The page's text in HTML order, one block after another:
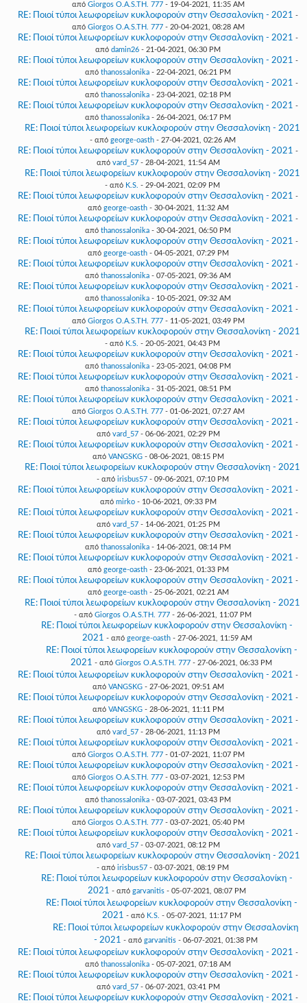
από Giorgos O.A.S.TH. 777- 19-04-2021, 11:35 AM
RE: Ποιοί τύποι λεωφορείων κυκλοφορούν στην Θεσσαλονίκη - 2021 -
από Giorgos O.A.S.TH. 777- 20-04-2021, 08:28 AM
RE: Ποιοί τύποι λεωφορείων κυκλοφορούν στην Θεσσαλονίκη - 2021 -
από damin26 - 21-04-2021, 06:30 PM
RE: Ποιοί τύποι λεωφορείων κυκλοφορούν στην Θεσσαλονίκη - 2021 -
από thanossalonika - 22-04-2021, 06:21 PM
RE: Ποιοί τύποι λεωφορείων κυκλοφορούν στην Θεσσαλονίκη - 2021 -
από thanossalonika - 23-04-2021, 02:18 PM
RE: Ποιοί τύποι λεωφορείων κυκλοφορούν στην Θεσσαλονίκη - 2021 -
από thanossalonika - 26-04-2021, 06:17 PM
RE: Ποιοί τύποι λεωφορείων κυκλοφορούν στην Θεσσαλονίκη - 2021
- από george-oasth- 27-04-2021, 02:26 AM
RE: Ποιοί τύποι λεωφορείων κυκλοφορούν στην Θεσσαλονίκη - 2021 -
από vard_57- 28-04-2021, 11:54 AM
RE: Ποιοί τύποι λεωφορείων κυκλοφορούν στην Θεσσαλονίκη - 2021
- από K.S. - 29-04-2021, 02:09 PM
RE: Ποιοί τύποι λεωφορείων κυκλοφορούν στην Θεσσαλονίκη - 2021 -
από george-oasth- 30-04-2021, 11:32 AM
RE: Ποιοί τύποι λεωφορείων κυκλοφορούν στην Θεσσαλονίκη - 2021 -
από thanossalonika - 30-04-2021, 06:50 PM
RE: Ποιοί τύποι λεωφορείων κυκλοφορούν στην Θεσσαλονίκη - 2021 -
από george-oasth- 04-05-2021, 07:29 PM
RE: Ποιοί τύποι λεωφορείων κυκλοφορούν στην Θεσσαλονίκη - 2021 -
από thanossalonika - 07-05-2021, 09:36 AM
RE: Ποιοί τύποι λεωφορείων κυκλοφορούν στην Θεσσαλονίκη - 2021 -
από thanossalonika - 10-05-2021, 09:32 AM
RE: Ποιοί τύποι λεωφορείων κυκλοφορούν στην Θεσσαλονίκη - 2021 -
από Giorgos O.A.S.TH. 777- 11-05-2021, 03:49 PM
RE: Ποιοί τύποι λεωφορείων κυκλοφορούν στην Θεσσαλονίκη - 2021
- από K.S. - 20-05-2021, 04:43 PM
RE: Ποιοί τύποι λεωφορείων κυκλοφορούν στην Θεσσαλονίκη - 2021 -
από thanossalonika - 23-05-2021, 04:08 PM
RE: Ποιοί τύποι λεωφορείων κυκλοφορούν στην Θεσσαλονίκη - 2021 -
από thanossalonika - 31-05-2021, 08:51 PM
RE: Ποιοί τύποι λεωφορείων κυκλοφορούν στην Θεσσαλονίκη - 2021 -
από Giorgos O.A.S.TH. 777- 01-06-2021, 07:27 AM
RE: Ποιοί τύποι λεωφορείων κυκλοφορούν στην Θεσσαλονίκη - 2021 -
από vard_57- 06-06-2021, 02:29 PM
RE: Ποιοί τύποι λεωφορείων κυκλοφορούν στην Θεσσαλονίκη - 2021 -
από VANGSKG- 08-06-2021, 08:15 PM
RE: Ποιοί τύποι λεωφορείων κυκλοφορούν στην Θεσσαλονίκη - 2021
- από irisbus57- 09-06-2021, 07:10 PM
RE: Ποιοί τύποι λεωφορείων κυκλοφορούν στην Θεσσαλονίκη - 2021 -
από mirko- 10-06-2021, 09:33 PM
RE: Ποιοί τύποι λεωφορείων κυκλοφορούν στην Θεσσαλονίκη - 2021 -
από vard_57- 14-06-2021, 01:25 PM
RE: Ποιοί τύποι λεωφορείων κυκλοφορούν στην Θεσσαλονίκη - 2021 -
από thanossalonika - 14-06-2021, 08:14 PM
RE: Ποιοί τύποι λεωφορείων κυκλοφορούν στην Θεσσαλονίκη - 2021 -
από george-oasth- 23-06-2021, 01:33 PM
RE: Ποιοί τύποι λεωφορείων κυκλοφορούν στην Θεσσαλονίκη - 2021 -
από george-oasth- 25-06-2021, 02:21 AM
RE: Ποιοί τύποι λεωφορείων κυκλοφορούν στην Θεσσαλονίκη - 2021
- από Giorgos O.A.S.TH. 777- 26-06-2021, 11:07 PM
RE: Ποιοί τύποι λεωφορείων κυκλοφορούν στην Θεσσαλονίκη -
2021 - από george-oasth- 27-06-2021, 11:59 AM
RE: Ποιοί τύποι λεωφορείων κυκλοφορούν στην Θεσσαλονίκη -
2021 - από Giorgos O.A.S.TH. 777 - 27-06-2021, 06:33 PM
RE: Ποιοί τύποι λεωφορείων κυκλοφορούν στην Θεσσαλονίκη - 2021 -
από VANGSKG- 27-06-2021, 09:51 AM
RE: Ποιοί τύποι λεωφορείων κυκλοφορούν στην Θεσσαλονίκη - 2021 -
από VANGSKG- 28-06-2021, 11:11 PM
RE: Ποιοί τύποι λεωφορείων κυκλοφορούν στην Θεσσαλονίκη - 2021 -
από vard_57- 28-06-2021, 11:13 PM
RE: Ποιοί τύποι λεωφορείων κυκλοφορούν στην Θεσσαλονίκη - 2021 -
από Giorgos O.A.S.TH. 777- 01-07-2021, 11:07 PM
RE: Ποιοί τύποι λεωφορείων κυκλοφορούν στην Θεσσαλονίκη - 2021 -
από Giorgos O.A.S.TH. 777- 03-07-2021, 12:53 PM
RE: Ποιοί τύποι λεωφορείων κυκλοφορούν στην Θεσσαλονίκη - 2021 -
από thanossalonika - 03-07-2021, 03:43 PM
RE: Ποιοί τύποι λεωφορείων κυκλοφορούν στην Θεσσαλονίκη - 2021 -
από Giorgos O.A.S.TH. 777- 03-07-2021, 05:40 PM
RE: Ποιοί τύποι λεωφορείων κυκλοφορούν στην Θεσσαλονίκη - 2021 -
από vard_57- 03-07-2021, 08:12 PM
RE: Ποιοί τύποι λεωφορείων κυκλοφορούν στην Θεσσαλονίκη - 2021
- από irisbus57- 03-07-2021, 08:19 PM
RE: Ποιοί τύποι λεωφορείων κυκλοφορούν στην Θεσσαλονίκη -
2021 - από garvanitis - 05-07-2021, 08:07 PM
RE: Ποιοί τύποι λεωφορείων κυκλοφορούν στην Θεσσαλονίκη -
2021 - από K.S. - 05-07-2021, 11:17 PM
RE: Ποιοί τύποι λεωφορείων κυκλοφορούν στην Θεσσαλονίκη
- 2021 - από garvanitis - 06-07-2021, 01:38 PM
RE: Ποιοί τύποι λεωφορείων κυκλοφορούν στην Θεσσαλονίκη - 2021 -
από thanossalonika - 05-07-2021, 07:18 AM
RE: Ποιοί τύποι λεωφορείων κυκλοφορούν στην Θεσσαλονίκη - 2021 -
από vard_57- 06-07-2021, 03:41 PM
RE: Ποιοί τύποι λεωφορείων κυκλοφορούν στην Θεσσαλονίκη - 2021 -